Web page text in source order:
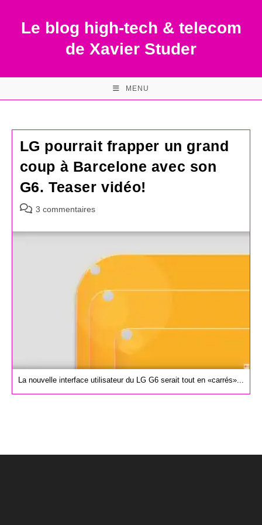
contentLe blog high-tech & telecom
de Xavier Studer
MENU
LG pourrait frapper un grand
coup à Barcelone avec son
G6. Teaser vidéo!
Commentaires
la
3 commentaires
La nouvelle interface utilisateur du LG G6 serait tout en «carrés»...